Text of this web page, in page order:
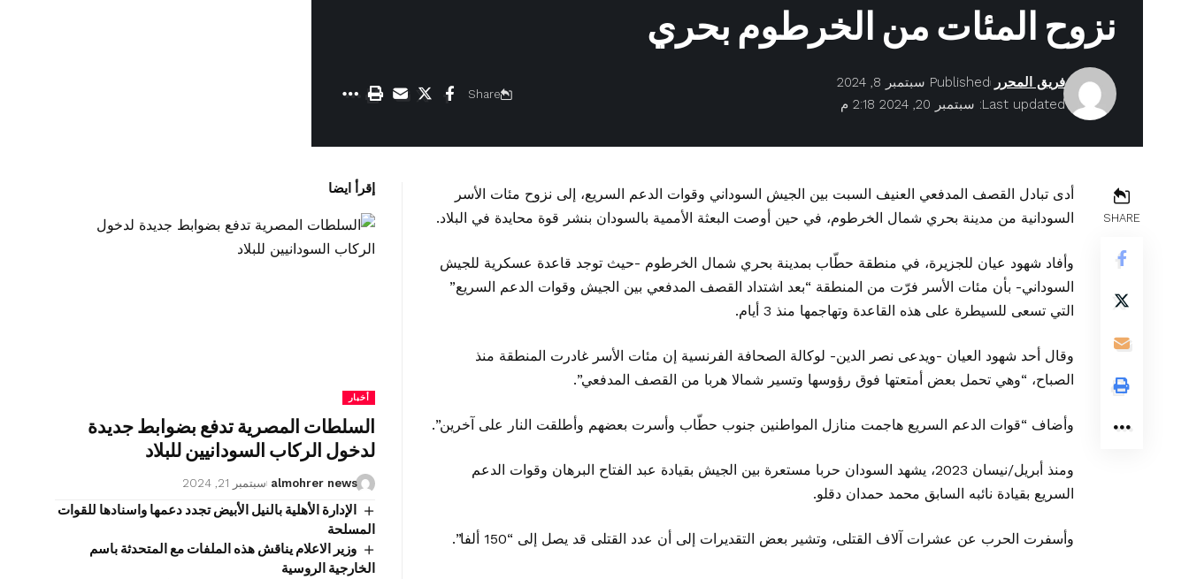
نزوح المئات من الخرطوم بحري
Last updated: سبتمبر 20, 2024 2:18 م
فريق المحرر Published سبتمبر 8, 2024
Share
SHARE
أدى تبادل القصف المدفعي العنيف السبت بين الجيش السوداني وقوات الدعم السريع، إلى نزوح مئات الأسر
السودانية من مدينة بحري شمال الخرطوم، في حين أوصت البعثة الأممية بالسودان بنشر قوة محايدة في البلاد.
وأفاد شهود عيان للجزيرة، في منطقة حطّاب بمدينة بحري شمال الخرطوم -حيث توجد قاعدة عسكرية للجيش
السوداني- بأن مئات الأسر فرّت من المنطقة “بعد اشتداد القصف المدفعي بين الجيش وقوات الدعم السريع”
التي تسعى للسيطرة على هذه القاعدة وتهاجمها منذ 3 أيام.
وقال أحد شهود العيان -ويدعى نصر الدين- لوكالة الصحافة الفرنسية إن مئات الأسر غادرت المنطقة منذ
الصباح، “وهي تحمل بعض أمتعتها فوق رؤوسها وتسير شمالا هربا من القصف المدفعي”.
وأضاف “قوات الدعم السريع هاجمت منازل المواطنين جنوب حطّاب وأسرت بعضهم وأطلقت النار على آخرين”.
ومنذ أبريل/نيسان 2023، يشهد السودان حربا مستعرة بين الجيش بقيادة عبد الفتاح البرهان وقوات الدعم
السريع بقيادة نائبه السابق محمد حمدان دقلو.
وأسفرت الحرب عن عشرات آلاف القتلى، وتشير بعض التقديرات إلى أن عدد القتلى قد يصل إلى “150 ألفا”.
إقرأ ايضا
أخبار
السلطات المصرية تدفع بضوابط جديدة
لدخول الركاب السودانيين للبلاد
almohrer news سبتمبر 21, 2024
الإدارة الأهلية بالنيل الأبيض تجدد دعمها واسنادها للقوات
المسلحة
وزير الاعلام يناقش هذه الملفات مع المتحدثة باسم
الخارجية الروسية